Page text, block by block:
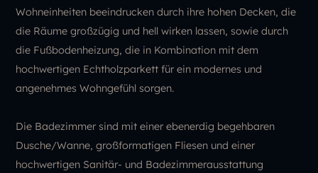
Wohneinheiten beeindrucken durch ihre hohen Decken, die
die Räume großzügig und hell wirken lassen, sowie durch
die Fußbodenheizung, die in Kombination mit dem
hochwertigen Echtholzparkett für ein modernes und
angenehmes Wohngefühl sorgen.
Die Badezimmer sind mit einer ebenerdig begehbaren
Dusche/Wanne, großformatigen Fliesen und einer
hochwertigen Sanitär- und Badezimmerausstattung